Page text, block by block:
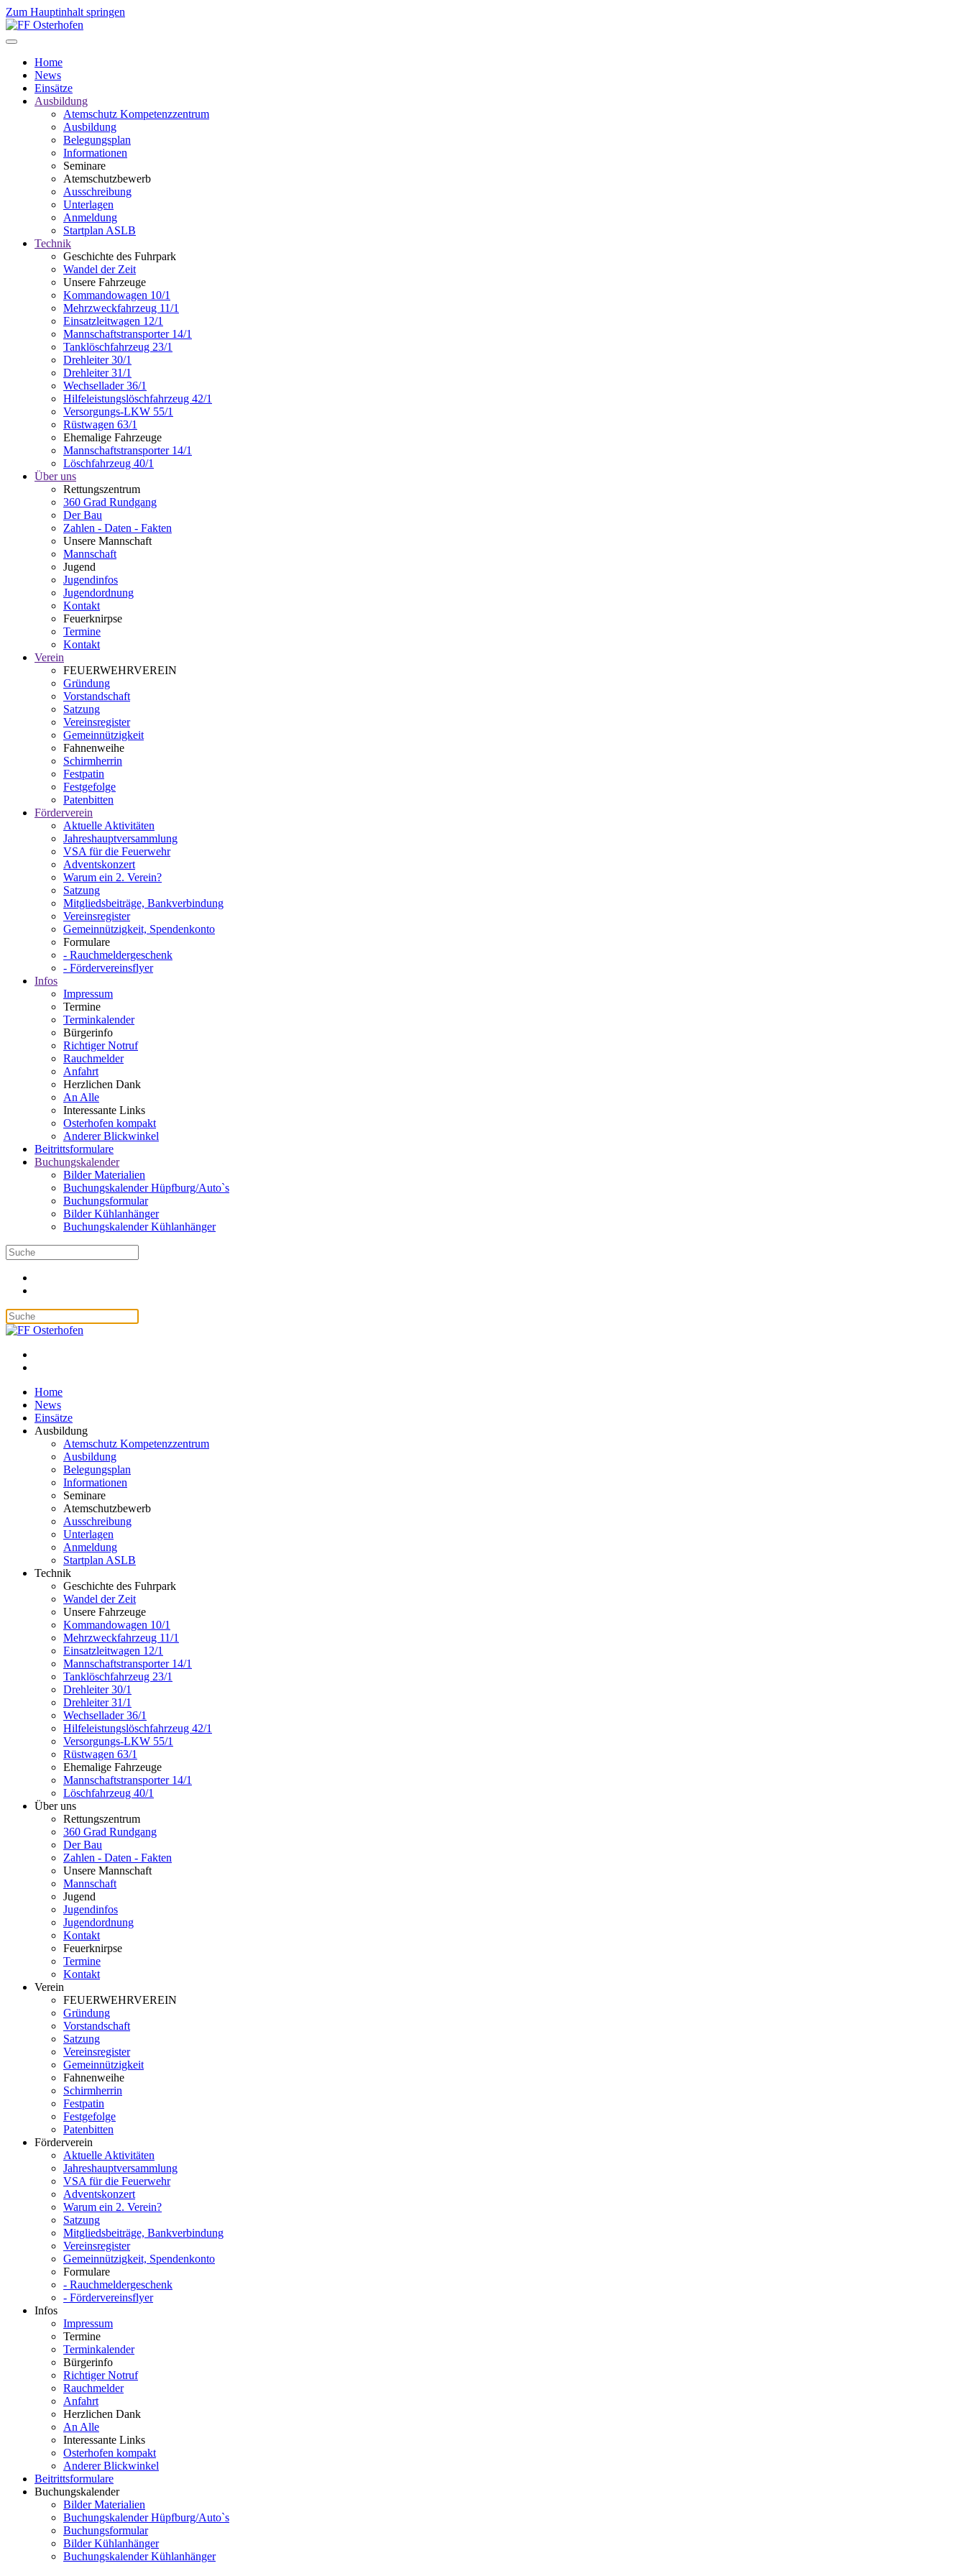
Zum Hauptinhalt springen
Home
News
Einsätze
Ausbildung
Atemschutz Kompetenzzentrum
Ausbildung
Belegungsplan
Informationen
Seminare
Atemschutzbewerb
Ausschreibung
Unterlagen
Anmeldung
Startplan ASLB
Technik
Geschichte des Fuhrpark
Wandel der Zeit
Unsere Fahrzeuge
Kommandowagen 10/1
Mehrzweckfahrzeug 11/1
Einsatzleitwagen 12/1
Mannschaftstransporter 14/1
Tanklöschfahrzeug 23/1
Drehleiter 30/1
Drehleiter 31/1
Wechsellader 36/1
Hilfeleistungslöschfahrzeug 42/1
Versorgungs-LKW 55/1
Rüstwagen 63/1
Ehemalige Fahrzeuge
Mannschaftstransporter 14/1
Löschfahrzeug 40/1
Über uns
Rettungszentrum
360 Grad Rundgang
Der Bau
Zahlen - Daten - Fakten
Unsere Mannschaft
Mannschaft
Jugend
Jugendinfos
Jugendordnung
Kontakt
Feuerknirpse
Termine
Kontakt
Verein
FEUERWEHRVEREIN
Gründung
Vorstandschaft
Satzung
Vereinsregister
Gemeinnützigkeit
Fahnenweihe
Schirmherrin
Festpatin
Festgefolge
Patenbitten
Förderverein
Aktuelle Aktivitäten
Jahreshauptversammlung
VSA für die Feuerwehr
Adventskonzert
Warum ein 2. Verein?
Satzung
Mitgliedsbeiträge, Bankverbindung
Vereinsregister
Gemeinnützigkeit, Spendenkonto
Formulare
- Rauchmeldergeschenk
- Fördervereinsflyer
Infos
Impressum
Termine
Terminkalender
Bürgerinfo
Richtiger Notruf
Rauchmelder
Anfahrt
Herzlichen Dank
An Alle
Interessante Links
Osterhofen kompakt
Anderer Blickwinkel
Beitrittsformulare
Buchungskalender
Bilder Materialien
Buchungskalender Hüpfburg/Auto`s
Buchungsformular
Bilder Kühlanhänger
Buchungskalender Kühlanhänger
Home
News
Einsätze
Ausbildung
Atemschutz Kompetenzzentrum
Ausbildung
Belegungsplan
Informationen
Seminare
Atemschutzbewerb
Ausschreibung
Unterlagen
Anmeldung
Startplan ASLB
Technik
Geschichte des Fuhrpark
Wandel der Zeit
Unsere Fahrzeuge
Kommandowagen 10/1
Mehrzweckfahrzeug 11/1
Einsatzleitwagen 12/1
Mannschaftstransporter 14/1
Tanklöschfahrzeug 23/1
Drehleiter 30/1
Drehleiter 31/1
Wechsellader 36/1
Hilfeleistungslöschfahrzeug 42/1
Versorgungs-LKW 55/1
Rüstwagen 63/1
Ehemalige Fahrzeuge
Mannschaftstransporter 14/1
Löschfahrzeug 40/1
Über uns
Rettungszentrum
360 Grad Rundgang
Der Bau
Zahlen - Daten - Fakten
Unsere Mannschaft
Mannschaft
Jugend
Jugendinfos
Jugendordnung
Kontakt
Feuerknirpse
Termine
Kontakt
Verein
FEUERWEHRVEREIN
Gründung
Vorstandschaft
Satzung
Vereinsregister
Gemeinnützigkeit
Fahnenweihe
Schirmherrin
Festpatin
Festgefolge
Patenbitten
Förderverein
Aktuelle Aktivitäten
Jahreshauptversammlung
VSA für die Feuerwehr
Adventskonzert
Warum ein 2. Verein?
Satzung
Mitgliedsbeiträge, Bankverbindung
Vereinsregister
Gemeinnützigkeit, Spendenkonto
Formulare
- Rauchmeldergeschenk
- Fördervereinsflyer
Infos
Impressum
Termine
Terminkalender
Bürgerinfo
Richtiger Notruf
Rauchmelder
Anfahrt
Herzlichen Dank
An Alle
Interessante Links
Osterhofen kompakt
Anderer Blickwinkel
Beitrittsformulare
Buchungskalender
Bilder Materialien
Buchungskalender Hüpfburg/Auto`s
Buchungsformular
Bilder Kühlanhänger
Buchungskalender Kühlanhänger